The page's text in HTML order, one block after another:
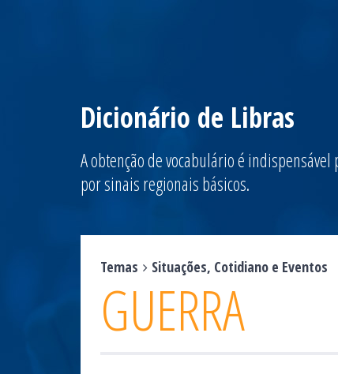
Dicionário de Libras
A obtenção de vocabulário é
por sinais regionais básicos.
Temas Situações, Cotidiano e Eventos
GUERRA